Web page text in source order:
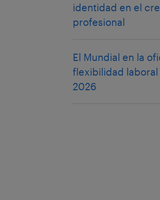
identidad en el
profesional
El Mundial en la
flexibilidad
2026